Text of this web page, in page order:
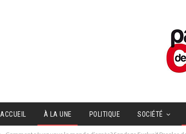
ACCUEIL À LA UNE POLITIQUE SOCIÉTÉ